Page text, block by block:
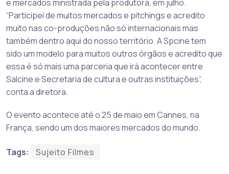
e mercados ministrada pela produtora, em julho.
“Participei de muitos mercados e pitchings e acredito
muito nas co-produções não só internacionais mas
também dentro aqui do nosso território. A Spcine tem
sido um modelo para muitos outros órgãos e acredito que
essa é só mais uma parceria que irá acontecer entre
Salcine e Secretaria de cultura e outras instituições”,
conta a diretora.
O evento acontece até o 25 de maio em Cannes, na
França, sendo um dos maiores mercados do mundo.
Tags: Sujeito Filmes